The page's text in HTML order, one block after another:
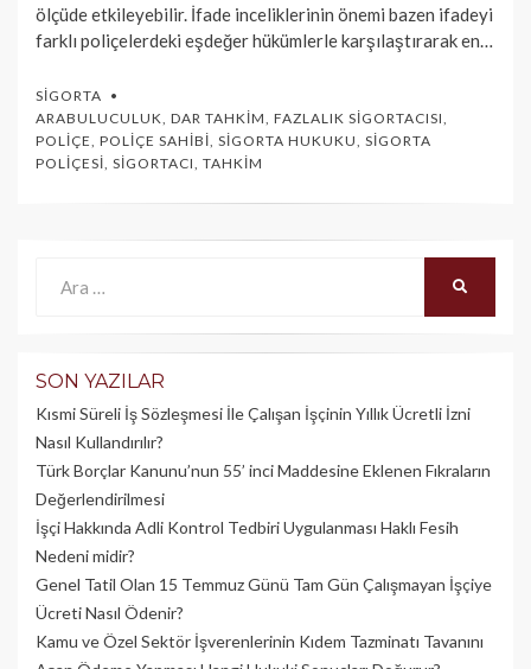
ölçüde etkileyebilir. İfade inceliklerinin önemi bazen ifadeyi
farklı poliçelerdeki eşdeğer hükümlerle karşılaştırarak en…
SIGORTA
ARABULUCULUK DAR TAHKIM FAZLALIK SIGORTACISI
POLIÇE POLIÇE SAHIBI SIGORTA HUKUKU SIGORTA
POLIÇESI SIGORTACI TAHKIM
SON YAZILAR
Kısmi Süreli İş Sözleşmesi İle Çalışan İşçinin Yıllık Üc­retli İzni
Nasıl Kullandırılır?
Türk Borçlar Kanunu’nun 55’ inci Maddesine Eklenen Fıkraların
Değerlendirilmesi
İşçi Hakkında Adli Kontrol Tedbiri Uygulanması Haklı Fesih
Nedeni midir?
Genel Tatil Olan 15 Temmuz Günü Tam Gün Çalışmayan İşçiye
Ücreti Nasıl Ödenir?
Kamu ve Özel Sektör İşverenlerinin Kıdem Tazminatı Tavanını